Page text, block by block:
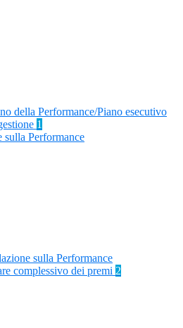
della Performance/Piano esecutivo
1
sulla Performance
sulla Performance
complessivo dei premi 2